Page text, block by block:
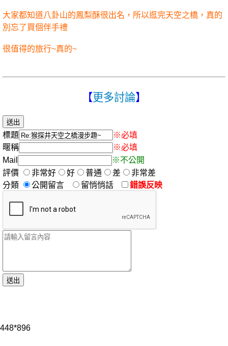
大家都知道八卦山的鳳梨酥很出名，所以逛完天空之橋，真的
別忘了買個伴手禮
很值得的旅行~真的~
【 更多討論】
標題
※必填
暱稱
※必填
Mail
※不公開
評價
非常好 好 普通 差
非常差
分類
公開留言 留悄悄話 錯誤反映
448*896